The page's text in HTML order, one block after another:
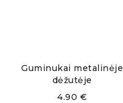
Guminukai metalinėje
dėžutėje
4.90 €